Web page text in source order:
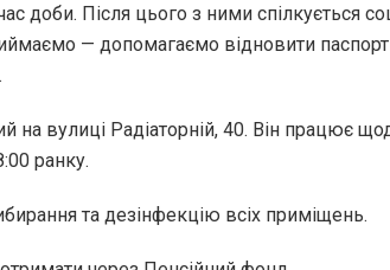
доби. Після цього з ними спілкується
— допомагаємо відновити
вулиці Радіаторній, 40. Він працює
ранку.
та дезінфекцію всіх приміщень.